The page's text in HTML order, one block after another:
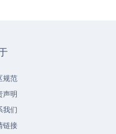
规范
声明
我们
链接